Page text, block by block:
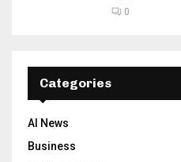
0
Categories
AI News
Business